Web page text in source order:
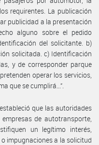
requirentes. La publicación
publicidad a la presentación
alguno sobre el pedido
del solicitante. b)
solicitada. c) Identificación
y de corresponder parque
operar los servicios,
que se cumplirá...”.
que las autoridades
de autotransporte,
un legítimo interés,
impugnaciones a la solicitud